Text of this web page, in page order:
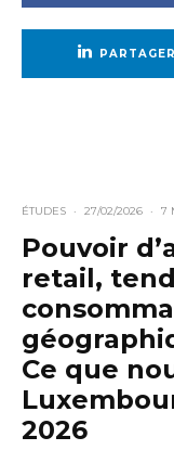
PARTAGER
ÉTUDES · 27/02/2026 · 7
Pouvoir
retail,
Ce que
2026